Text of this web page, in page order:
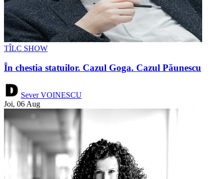
TÎLC SHOW
În chestia statuilor. Cazul Goga. Cazul Păunescu
Sever VOINESCU
Joi, 06 Aug